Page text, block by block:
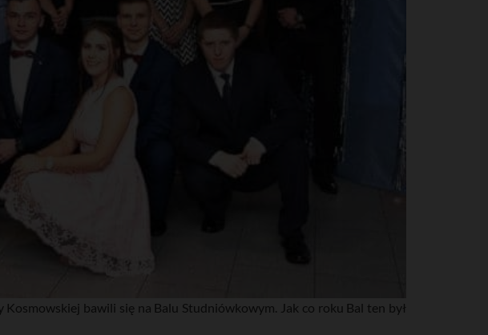
bawili się na Balu Studniówkowym. Jak co roku Bal ten był